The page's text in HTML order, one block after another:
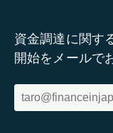
資金調達に関す
開始をメールで